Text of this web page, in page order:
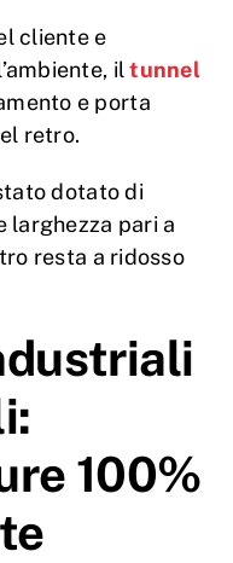
cliente e
iltunnel
e porta
retro.
dotato di
larghezza pari a
resta a ridosso
100%